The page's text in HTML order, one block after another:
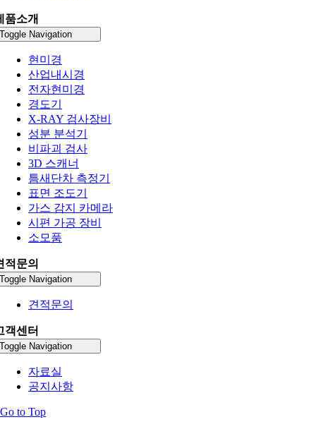
품소개
Toggle Navigation
현미경
산업내시경
전자현미경
경도기
X-RAY 검사장비
성분 분석기
비파괴 검사
3D 스캐너
틈새단차 측정기
표면 조도기
가스 감지 카메라
시편 가공 장비
소모품
적문의
Toggle Navigation
견적문의
객센터
Toggle Navigation
자료실
공지사항
Go to Top